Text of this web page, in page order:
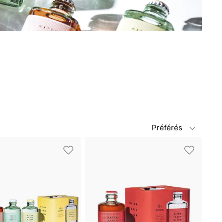
Préférés